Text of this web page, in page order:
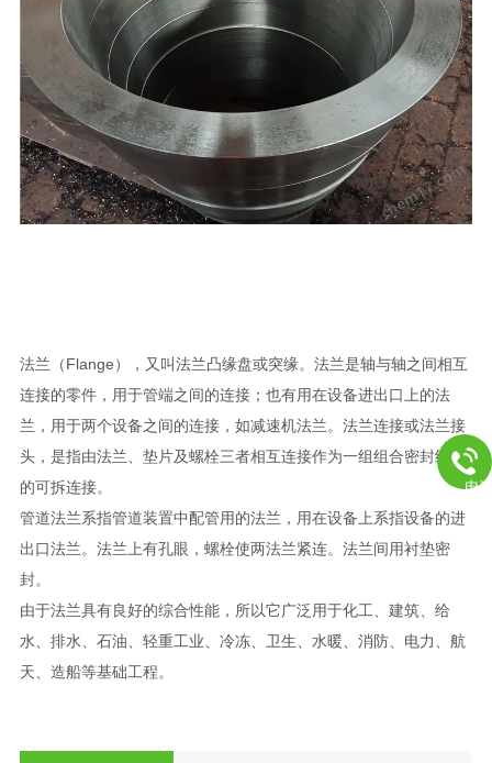
法兰（Flange），又叫法兰凸缘盘或突缘。法兰是轴与轴之间相互
连接的零件，用于管端之间的连接；也有用在设备进出口上的法
兰，用于两个设备之间的连接，如减速机法兰。法兰连接或法兰接
头，是指由法兰、垫片及螺栓三者相互连接作为一组组合密封结构
的可拆连接。
管道法兰系指管道装置中配管用的法兰，用在设备上系指设备的进
出口法兰。法兰上有孔眼，螺栓使两法兰紧连。法兰间用衬垫密
封。
由于法兰具有良好的综合性能，所以它广泛用于化工、建筑、给
水、排水、石油、轻重工业、冷冻、卫生、水暖、消防、电力、航
天、造船等基础工程。
电